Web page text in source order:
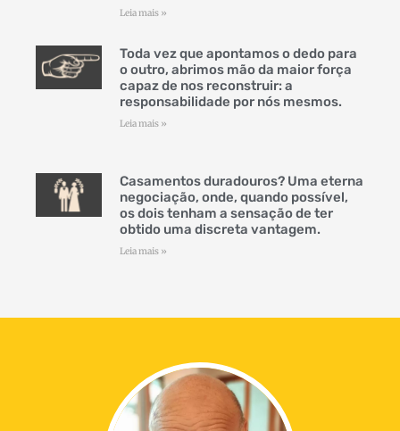
Leia mais »
Toda vez que apontamos o dedo para
o outro, abrimos mão da maior força
capaz de nos reconstruir: a
responsabilidade por nós mesmos.
Leia mais »
Casamentos duradouros? Uma eterna
negociação, onde, quando possível,
os dois tenham a sensação de ter
obtido uma discreta vantagem.
Leia mais »